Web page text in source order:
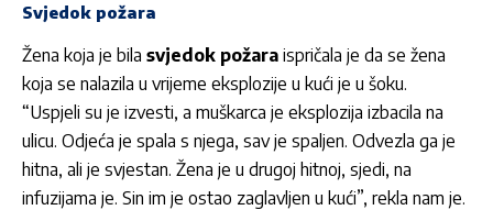
Svjedok požara
Žena koja je bila svjedok požara ispričala je da se žena
koja se nalazila u vrijeme eksplozije u kući je u šoku.
“Uspjeli su je izvesti, a muškarca je eksplozija izbacila na
ulicu. Odjeća je spala s njega, sav je spaljen. Odvezla ga je
hitna, ali je svjestan. Žena je u drugoj hitnoj, sjedi, na
infuzijama je. Sin im je ostao zaglavljen u kući”, rekla nam je.